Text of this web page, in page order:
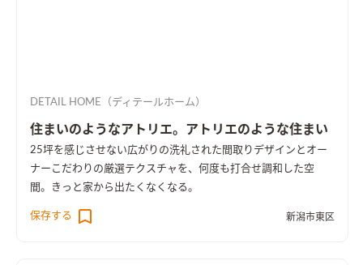
DETAIL HOME（ディテールホーム）
住まいのようなアトリエ。アトリエのような住まい
25坪を感じさせない広がりの洗礼された間取りデザインとオー
ナーこだわりの厳選テクスチャを、何度も打合せ調和した空
間。きっと家から出たくなくなる。
保存する 新潟市東区